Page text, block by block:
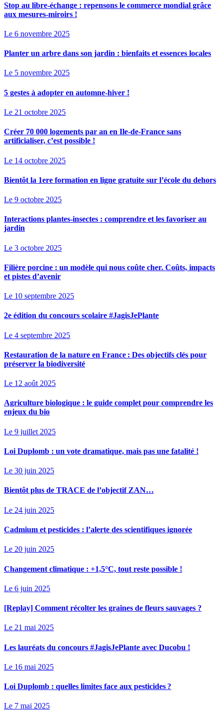
Stop au libre-échange : repensons le commerce mondial grâce
aux mesures-miroirs !
Le 6 novembre 2025
Planter un arbre dans son jardin : bienfaits et essences locales
Le 5 novembre 2025
5 gestes à adopter en automne-hiver !
Le 21 octobre 2025
Créer 70 000 logements par an en Ile-de-France sans
artificialiser, c’est possible !
Le 14 octobre 2025
Bientôt la 1ere formation en ligne gratuite sur l’école du dehors
Le 9 octobre 2025
Interactions plantes-insectes : comprendre et les favoriser au
jardin
Le 3 octobre 2025
Filière porcine : un modèle qui nous coûte cher. Coûts, impacts
et pistes d’avenir
Le 10 septembre 2025
2e édition du concours scolaire #JagisJePlante
Le 4 septembre 2025
Restauration de la nature en France : Des objectifs clés pour
préserver la biodiversité
Le 12 août 2025
Agriculture biologique : le guide complet pour comprendre les
enjeux du bio
Le 9 juillet 2025
Loi Duplomb : un vote dramatique, mais pas une fatalité !
Le 30 juin 2025
Bientôt plus de TRACE de l’objectif ZAN…
Le 24 juin 2025
Cadmium et pesticides : l’alerte des scientifiques ignorée
Le 20 juin 2025
Changement climatique : +1,5°C, tout reste possible !
Le 6 juin 2025
[Replay] Comment récolter les graines de fleurs sauvages ?
Le 21 mai 2025
Les lauréats du concours #JagisJePlante avec Ducobu !
Le 16 mai 2025
Loi Duplomb : quelles limites face aux pesticides ?
Le 7 mai 2025